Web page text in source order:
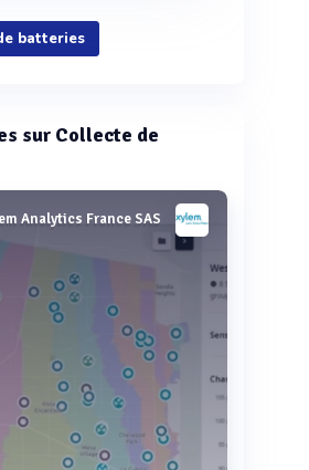
batteries
sur Collecte de
Analytics France SAS